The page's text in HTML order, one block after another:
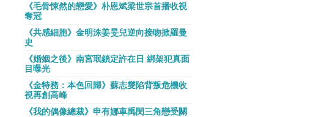
《毛骨悚然的戀愛》朴恩斌梁世宗首播收視
奪冠
《共感細胞》金明洙姜旻兒逆向接吻掀羅曼
史
《婚姻之後》南宮珉鎖定許在日 綁架犯真面
目曝光
《金特務：本色回歸》蘇志燮陷背叛危機收
視再創高峰
《我的偶像總裁》申有娜車禹閔三角戀受關